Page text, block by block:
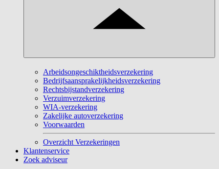
Arbeidsongeschiktheidsverzekering
Bedrijfsaansprakelijkheidsverzekering
Rechtsbijstandverzekering
Verzuimverzekering
WIA-verzekering
Zakelijke autoverzekering
Voorwaarden
Overzicht Verzekeringen
Klantenservice
Zoek adviseur